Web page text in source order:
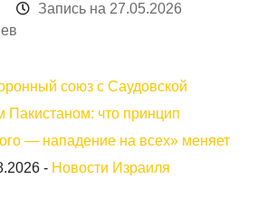
Запись на 27.05.2026
союз с Саудовской
что принцип
— нападение на всех» меняет
- Новости Израиля